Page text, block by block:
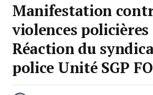
Manifestation
violences policières
Réaction du
police Unité SGP FO